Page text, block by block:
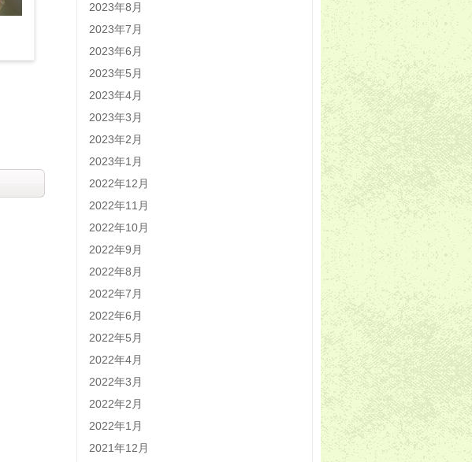
2023年8月
2023年7月
2023年6月
2023年5月
2023年4月
2023年3月
2023年2月
2023年1月
2022年12月
2022年11月
2022年10月
2022年9月
2022年8月
2022年7月
2022年6月
2022年5月
2022年4月
2022年3月
2022年2月
2022年1月
2021年12月